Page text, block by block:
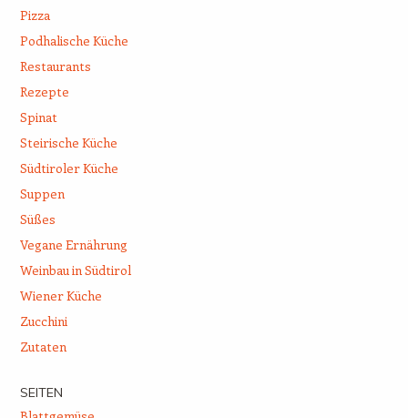
Pizza
Podhalische Küche
Restaurants
Rezepte
Spinat
Steirische Küche
Südtiroler Küche
Suppen
Süßes
Vegane Ernährung
Weinbau in Südtirol
Wiener Küche
Zucchini
Zutaten
SEITEN